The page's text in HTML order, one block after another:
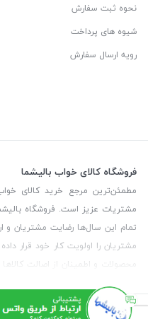
نحوه ثبت سفارش
شیوه های پرداخت
رویه ارسال سفارش
فروشگاه کالای خواب بالیشما
مطمئن‌ترین مرجع خرید کالای
تمام این سال‌ها رضایت مشتریان و
مشتریان را اولویت کار خود قرار
محصولات و اطمینان از اصالت
می‌توانیدبا شماره مشاور در تماس
© تمامی حقوق این سایت متعلق به
نویسی: سپکام سیستمطراحی و اجرا: